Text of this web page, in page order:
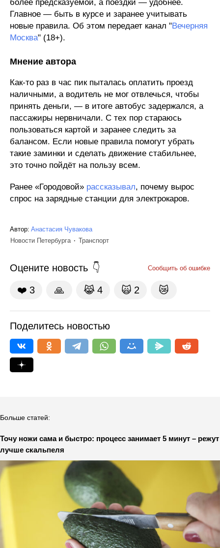
более предсказуемой, а поездки — удобнее.
Главное — быть в курсе и заранее учитывать
новые правила. Об этом передает канал "Вечерняя
Москва" (18+).
Мнение автора
Как-то раз в час пик пыталась оплатить проезд
наличными, а водитель не мог отвлечься, чтобы
принять деньги, — в итоге автобус задержался, а
пассажиры нервничали. С тех пор стараюсь
пользоваться картой и заранее следить за
балансом. Если новые правила помогут убрать
такие заминки и сделать движение стабильнее,
это точно пойдёт на пользу всем.
Ранее «Городовой» рассказывал, почему вырос
спрос на зарядные станции для электрокаров.
Автор: Анастасия Чувакова
Новости Петербурга
Транспорт
Оцените новость Сообщить об ошибке
❤️ 3 🙏 😹 4 🙀 2 😿
Поделитесь новостью
Больше статей:
Точу ножи сама и быстро: процесс занимает 5 минут – режут
лучше скальпеля